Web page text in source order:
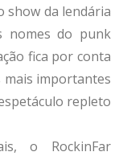
show da lendária
nomes do punk
fica por conta
mais importantes
repleto
o RockinFar